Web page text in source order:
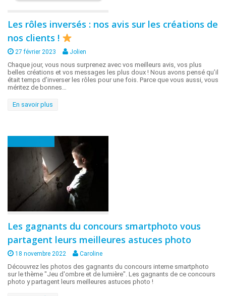
Les rôles inversés : nos avis sur les créations de
nos clients !
27 février 2023 Jolien
Chaque jour, vous nous surprenez avec vos meilleurs avis, vos plus
belles créations et vos messages les plus doux ! Nous avons pensé qu’il
était temps d’inverser les rôles pour une fois. Parce que vous aussi, vous
méritez de bonnes…
En savoir plus
Les gagnants du concours smartphoto vous
partagent leurs meilleures astuces photo
18 novembre 2022 Caroline
Découvrez les photos des gagnants du concours interne smartphoto
sur le thème "Jeu d'ombre et de lumière". Les gagnants de ce concours
photo y partagent leurs meilleures astuces photo !